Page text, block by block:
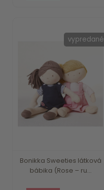
Bonikka Sweeties látková
bábika (Rose – ru...
vypredané